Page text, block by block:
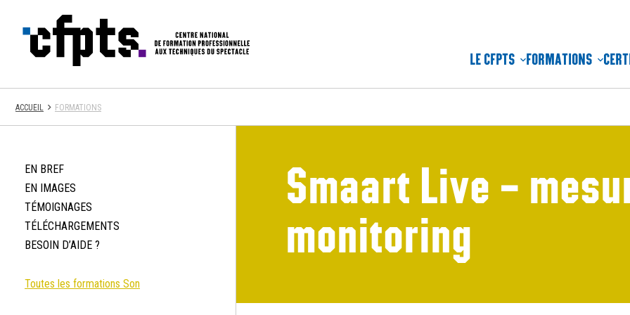
LE CFPTS FORMATIONS
ACCUEIL FORMATIONS
EN BREF
EN IMAGES
TÉMOIGNAGES
TÉLÉCHARGEMENTS
BESOIN D’AIDE ?
Toutes les formations Son
Smaart Live –
monitoring